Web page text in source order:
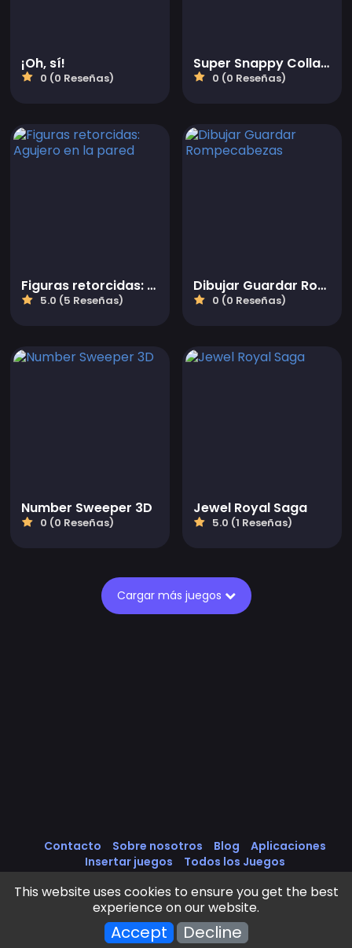
¡Oh, sí!
0 (0 Reseñas)
Super Snappy Collapse
0 (0 Reseñas)
Figuras retorcidas: Agujero en la pared
5.0 (5 Reseñas)
Dibujar Guardar Rompecabezas
0 (0 Reseñas)
Number Sweeper 3D
0 (0 Reseñas)
Jewel Royal Saga
5.0 (1 Reseñas)
Cargar más juegos
Contacto Sobre nosotros Blog
Aplicaciones
Insertar juegos
Todos los Juegos
Política de cookies
Política de Privacidad
Términos de servicio
Frivls Games © 2025 - 2026 . All rights reserved.
This website uses cookies to ensure you get the best
experience on our website.
Accept Decline